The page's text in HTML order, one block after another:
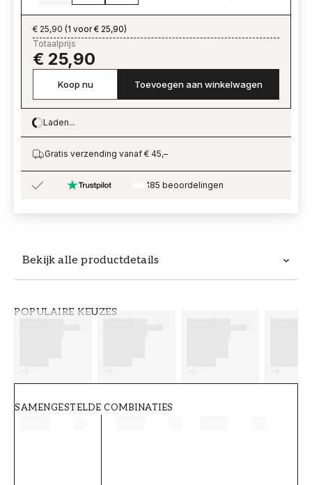
Bekijk alle productdetails
POPULAIRE KEUZES
SAMENGESTELDE COMBINATIES
€ 25,90 (1 voor € 25,90)
Totaalprijs
€ 25,90
Koop nu Toevoegen aan winkelwagen
Loading…
Laden...
Gratis verzending vanaf € 45,–
185 beoordelingen